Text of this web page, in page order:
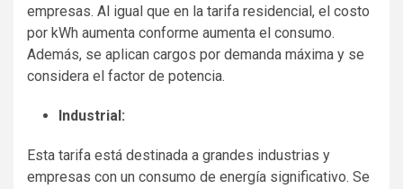
empresas. Al igual que en la tarifa residencial, el costo
por kWh aumenta conforme aumenta el consumo.
Además, se aplican cargos por demanda máxima y se
considera el factor de potencia.
Industrial:
Esta tarifa está destinada a grandes industrias y
empresas con un consumo de energía significativo. Se